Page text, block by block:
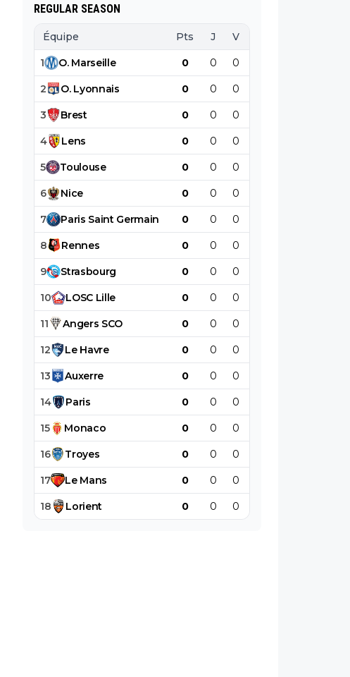
REGULAR SEASON
Équipe Pts J V
1 O. Marseille 0 0 0
2 O. Lyonnais 0 0 0
3 Brest 0 0 0
4 Lens 0 0 0
5 Toulouse 0 0 0
6 Nice 0 0 0
7 Paris Saint Germain 0 0 0
8 Rennes 0 0 0
9 Strasbourg 0 0 0
10 LOSC Lille 0 0 0
11 Angers SCO 0 0 0
12 Le Havre 0 0 0
13 Auxerre 0 0 0
14 Paris 0 0 0
15 Monaco 0 0 0
16 Troyes 0 0 0
17 Le Mans 0 0 0
18 Lorient 0 0 0